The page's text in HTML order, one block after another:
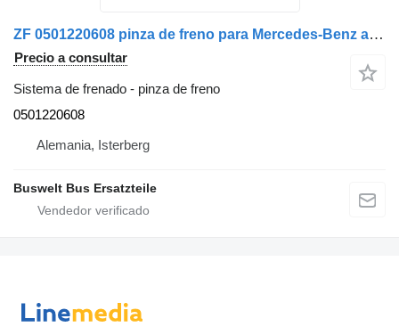
ZF 0501220608 pinza de freno para Mercedes-Benz autobús
Precio a consultar
Sistema de frenado - pinza de freno
0501220608
Alemania, Isterberg
Buswelt Bus Ersatzteile